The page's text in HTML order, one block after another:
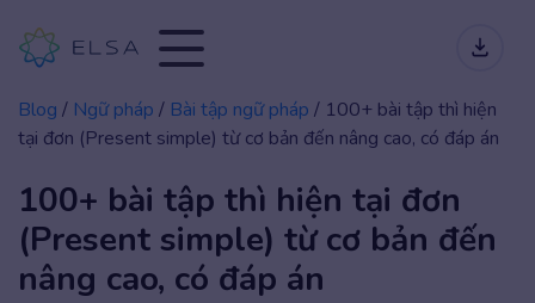
Blog / Ngữ pháp / Bài tập ngữ pháp / 100+ bài tập thì hiện
tại đơn (Present simple) từ cơ bản đến nâng cao, có đáp án
100+ bài tập thì hiện tại đơn
(Present simple) từ cơ bản đến
nâng cao, có đáp án